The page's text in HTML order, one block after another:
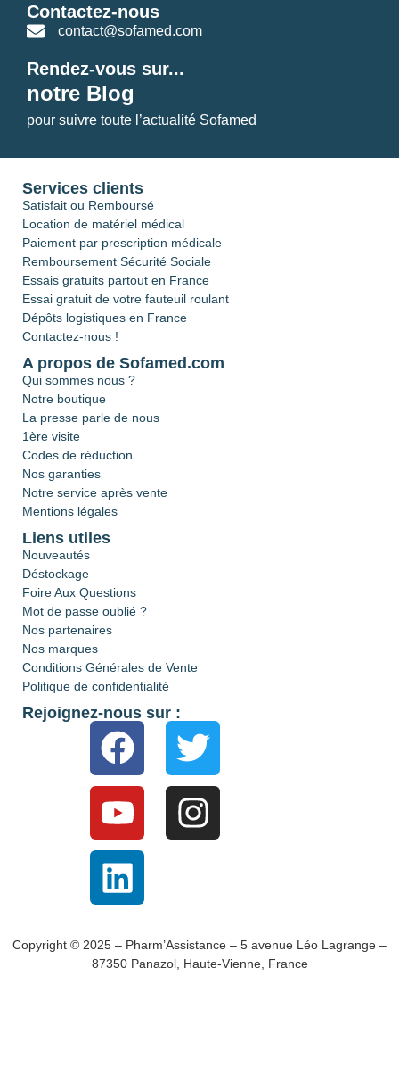
Contactez-nous
contact@sofamed.com
Rendez-vous sur...
notre Blog
pour suivre toute l’actualité Sofamed
Services clients
Satisfait ou Remboursé
Location de matériel médical
Paiement par prescription médicale
Remboursement Sécurité Sociale
Essais gratuits partout en France
Essai gratuit de votre fauteuil roulant
Dépôts logistiques en France
Contactez-nous !
A propos de Sofamed.com
Qui sommes nous ?
Notre boutique
La presse parle de nous
1ère visite
Codes de réduction
Nos garanties
Notre service après vente
Mentions légales
Liens utiles
Nouveautés
Déstockage
Foire Aux Questions
Mot de passe oublié ?
Nos partenaires
Nos marques
Conditions Générales de Vente
Politique de confidentialité
Rejoignez-nous sur :
Copyright © 2025 – Pharm’Assistance – 5 avenue Léo Lagrange –
87350 Panazol, Haute-Vienne, France